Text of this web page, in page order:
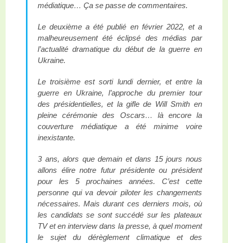
médiatique… Ça se passe de commentaires.
Le deuxième a été publié en février 2022, et a
malheureusement été éclipsé des médias par
l’actualité dramatique du début de la guerre en
Ukraine.
Le troisième est sorti lundi dernier, et entre la
guerre en Ukraine, l’approche du premier tour
des présidentielles, et la gifle de Will Smith en
pleine cérémonie des Oscars… là encore la
couverture médiatique a été minime voire
inexistante.
3 ans, alors que demain et dans 15 jours nous
allons élire notre futur présidente ou président
pour les 5 prochaines années. C’est cette
personne qui va devoir piloter les changements
nécessaires. Mais durant ces derniers mois, où
les candidats se sont succédé sur les plateaux
TV et en interview dans la presse, à quel moment
le sujet du dérèglement climatique et des